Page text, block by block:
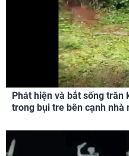
Phát hiện và bắt sống trăn
trong bụi tre bên cạnh nhà